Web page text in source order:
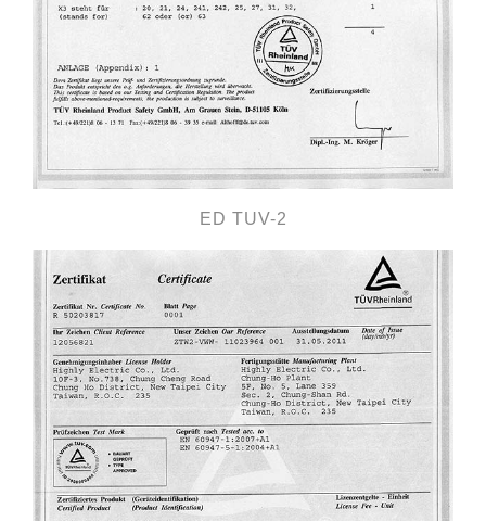
ED TUV-2